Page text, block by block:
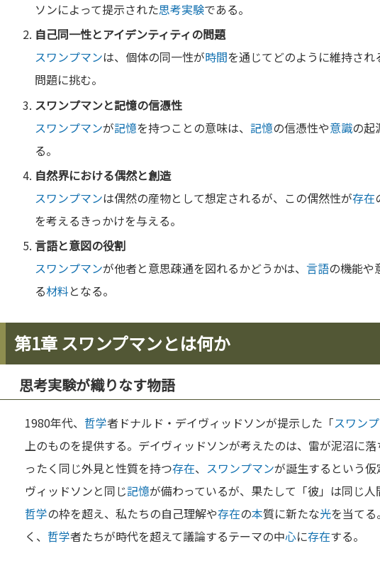
ソンによって提示された思考実験である。
自己同一性とアイデンティティの問題
スワンプマンは、個体の同一性が時間を通じてどのように維持され
問題に挑む。
スワンプマンと記憶の信憑性
スワンプマンが記憶を持つことの意味は、記憶の信憑性や意識の起
る。
自然界における偶然と創造
スワンプマンは偶然の産物として想定されるが、この偶然性が存在
を考えるきっかけを与える。
言語と意図の役割
スワンプマンが他者と意思疎通を図れるかどうかは、言語の機能や
る材料となる。
第1章 スワンプマンとは何か
思考実験が織りなす物語
1980年代、 哲学者ドナルド・デイヴィッドソンが提示した「スワン
上のものを提供する。デイヴィッドソンが考えたのは、雷が泥沼に
ったく同じ外見と性質を持つ存在、 スワンプマンが誕生するという
ヴィッドソンと同じ記憶が備わっているが、果たして「彼」は同じ
哲学の枠を超え、私たちの自己理解や存在の本質に新たな光を当てる。
く、 哲学者たちが時代を超えて議論するテーマの中心に存在する。